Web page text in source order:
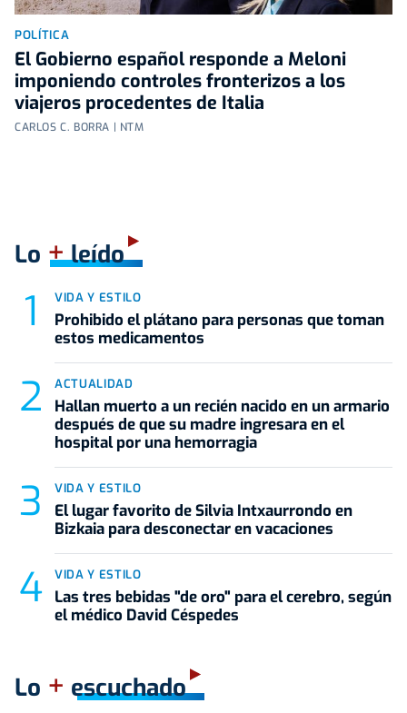
POLÍTICA
El Gobierno español responde a Meloni
imponiendo controles fronterizos a los
viajeros procedentes de Italia
CARLOS C. BORRA | NTM
Lo +leído
VIDA Y ESTILO
Prohibido el plátano para personas que toman
estos medicamentos
ACTUALIDAD
Hallan muerto a un recién nacido en un armario
después de que su madre ingresara en el
hospital por una hemorragia
VIDA Y ESTILO
El lugar favorito de Silvia Intxaurrondo en
Bizkaia para desconectar en vacaciones
VIDA Y ESTILO
Las tres bebidas "de oro" para el cerebro, según
el médico David Céspedes
Lo + escuchado